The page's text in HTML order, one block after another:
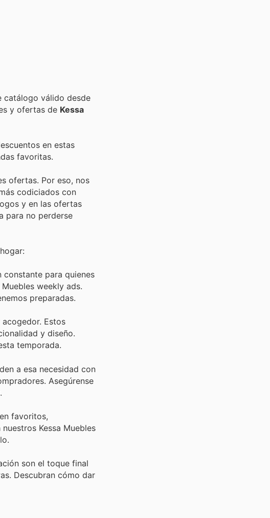
catálogo válido desde
y ofertas de Kessa
en estas
favoritas.
ofertas. Por eso, nos
codiciados con
y en las ofertas
para no perderse
constante para quienes
weekly ads.
preparadas.
Estos
y diseño.
temporada.
a esa necesidad con
Asegúrense
favoritos,
Kessa Muebles
son el toque final
Descubran cómo dar